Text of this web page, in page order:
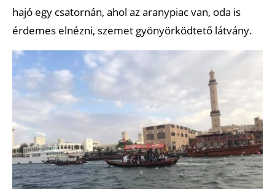
hajó egy csatornán, ahol az aranypiac van, oda is
érdemes elnézni, szemet gyönyörködtető látvány.